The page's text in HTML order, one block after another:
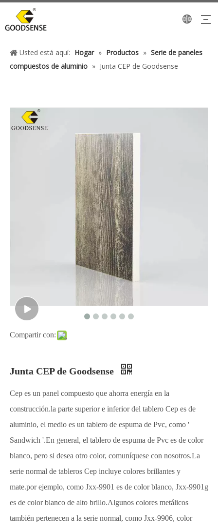
Usted está aquí: Hogar » Productos » Serie de paneles
compuestos de aluminio » Junta CEP de Goodsense
Compartir con:
Junta CEP de Goodsense
Cep es un panel compuesto que ahorra energía en la
construcción.la parte superior e inferior del tablero Cep es de
aluminio, el medio es un tablero de espuma de Pvc, como '
Sandwich '.En general, el tablero de espuma de Pvc es de color
blanco, pero si desea otro color, comuníquese con nosotros.La
serie normal de tableros Cep incluye colores brillantes y
mate.por ejemplo, como Jxx-9901 es de color blanco, Jxx-9901g
es de color blanco de alto brillo.Algunos colores metálicos
también pertenecen a la serie normal, como Jxx-9906, color